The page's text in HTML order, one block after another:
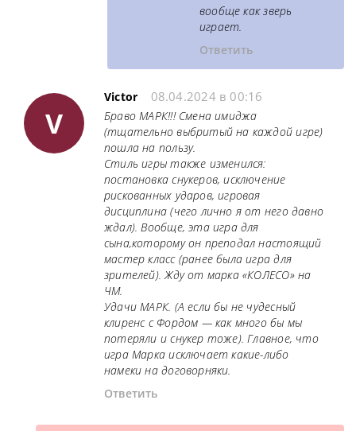
вообще как зверь
играет.
Ответить
V
Victor 08.04.2024 в 00:16
Браво МАРК!!! Смена имиджа
(тщательно выбритый на каждой игре)
пошла на пользу.
Стиль игры также изменился:
постановка снукеров, исключение
рискованных ударов, игровая
дисциплина (чего лично я от него давно
ждал). Вообще, эта игра для
сына,которому он преподал настоящий
мастер класс (ранее была игра для
зрителей). Жду от марка «КОЛЕСО» на
ЧМ.
Удачи МАРК. (А если бы не чудесный
клиренс с Фордом — как много бы мы
потеряли и снукер тоже). Главное, что
игра Марка исключает какие-либо
намеки на договорняки.
Ответить